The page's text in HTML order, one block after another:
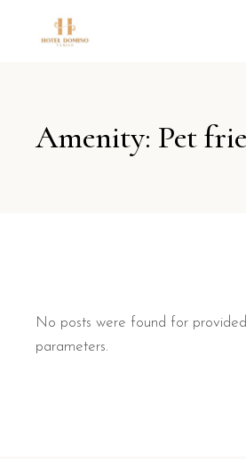
Amenity: Pet
No posts were found for
parameters.